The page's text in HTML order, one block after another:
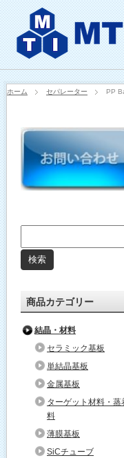
ホーム セパレーター PP
商品カテゴリー
結晶・材料
セラミック基板
単結晶基板
金属基板
ターゲット材料・蒸
料
薄膜基板
SiCチューブ